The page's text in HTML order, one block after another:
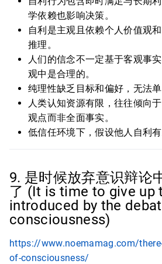
学依赖也影响决策。
自利是主观且依赖个人价值观
推理。
人们的信念不一定基于客观事
观中是合理的。
纯理性缺乏目标和偏好，无法单
人类认知资源有限，往往倾向
观点而非全面事实。
低信任环境下，假设他人自利
9. 是时候放弃意识辩论
了 (It is time to give up
introduced by the
consciousness)
https://www.noemamag.com/
of-consciousness/